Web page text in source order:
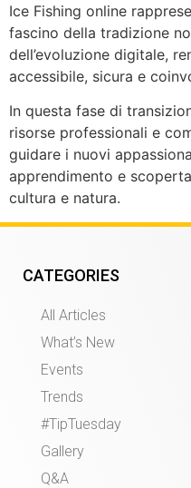
Ice Fishing online
fascino della tradizione
dell’evoluzione digitale,
accessibile, sicura e
In questa fase di
risorse professionali e
guidare i nuovi
apprendimento e
cultura e natura.
CATEGORIES
All Articles
What’s New
Events
Trends
#TipTuesday
Gallery
Q&A